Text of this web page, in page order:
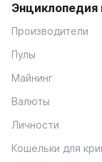
Энциклопедия
Производители
Пулы
Майнинг
Валюты
Личности
Кошельки для